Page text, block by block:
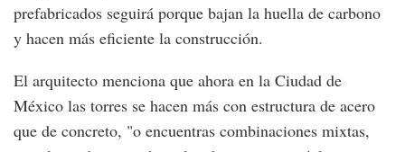
prefabricados seguirá porque bajan la huella de carbono
y hacen más eficiente la construcción.
El arquitecto menciona que ahora en la Ciudad de
México las torres se hacen más con estructura de acero
que de concreto, "o encuentras combinaciones mixtas,